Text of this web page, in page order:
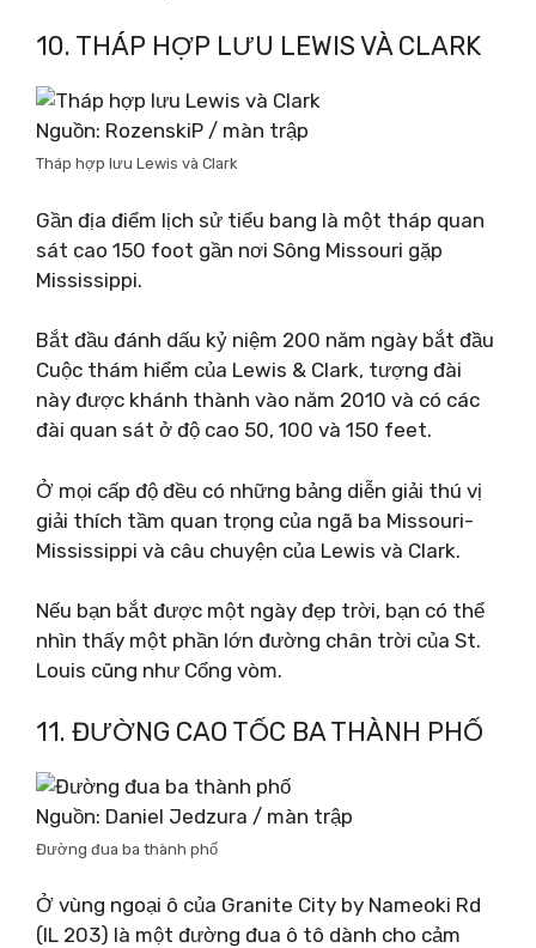
10. THÁP HỢP LƯU LEWIS VÀ CLARK
Nguồn: RozenskiP / màn trập
Tháp hợp lưu Lewis và Clark
Gần địa điểm lịch sử tiểu bang là một tháp quan
sát cao 150 foot gần nơi Sông Missouri gặp
Mississippi.
Bắt đầu đánh dấu kỷ niệm 200 năm ngày bắt đầu
Cuộc thám hiểm của Lewis & Clark, tượng đài
này được khánh thành vào năm 2010 và có các
đài quan sát ở độ cao 50, 100 và 150 feet.
Ở mọi cấp độ đều có những bảng diễn giải thú vị
giải thích tầm quan trọng của ngã ba Missouri-
Mississippi và câu chuyện của Lewis và Clark.
Nếu bạn bắt được một ngày đẹp trời, bạn có thể
nhìn thấy một phần lớn đường chân trời của St.
Louis cũng như Cổng vòm.
11. ĐƯỜNG CAO TỐC BA THÀNH PHỐ
Nguồn: Daniel Jedzura / màn trập
Đường đua ba thành phố
Ở vùng ngoại ô của Granite City by Nameoki Rd
(IL 203) là một đường đua ô tô dành cho cảm